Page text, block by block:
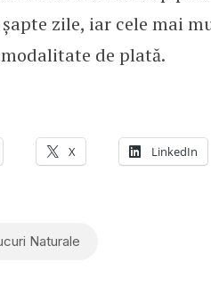
zile, iar cele mai
de plată.
X LinkedIn
Naturale